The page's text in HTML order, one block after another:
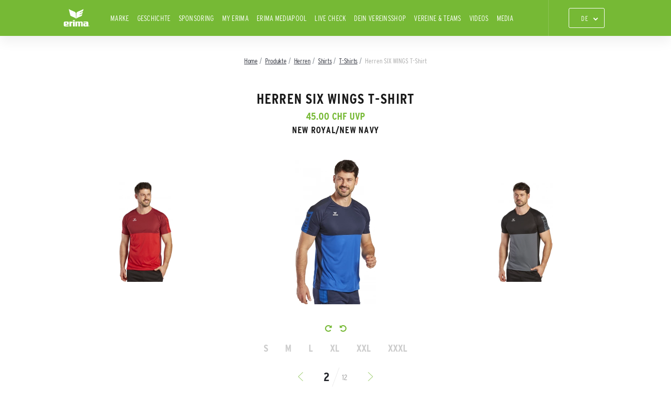
MARKE GESCHICHTE SPONSORING MY ERIMA ERIMA MEDIAPOOL LIVE CHECK DEIN VEREINSSHOP VEREINE & TEAMS VIDEOS MEDIA
Home Produkte Herren Shirts T-Shirts Herren SIX WINGS T-Shirt
HERREN SIX WINGS T-SHIRT
45.00 CHF UVP
NEW ROYAL/NEW NAVY
S M L XL XXL XXXL
12